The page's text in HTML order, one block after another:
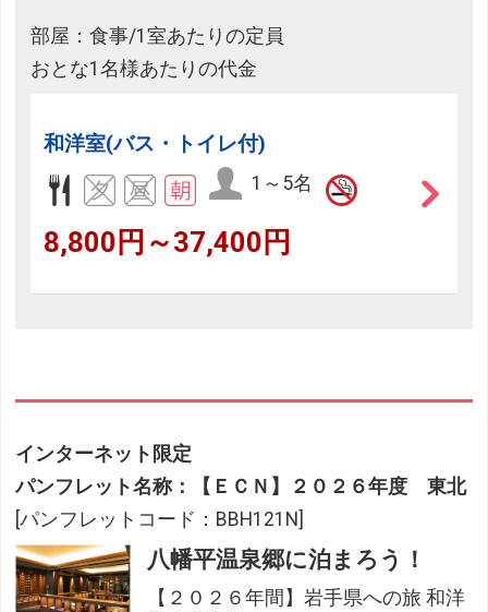
部屋：食事/1室あたりの定員
おとな1名様あたりの代金
和洋室(バス・トイレ付)
1～5名
8,800円～37,400円
インターネット限定
パンフレット名称：【ＥＣＮ】２０２６年度 東北
[パンフレットコード：BBH121N]
八幡平温泉郷に泊まろう！
【２０２６年間】岩手県への旅 和洋